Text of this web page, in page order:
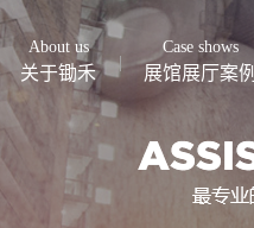
关于锄禾
About us
展馆展厅案例
Case shows